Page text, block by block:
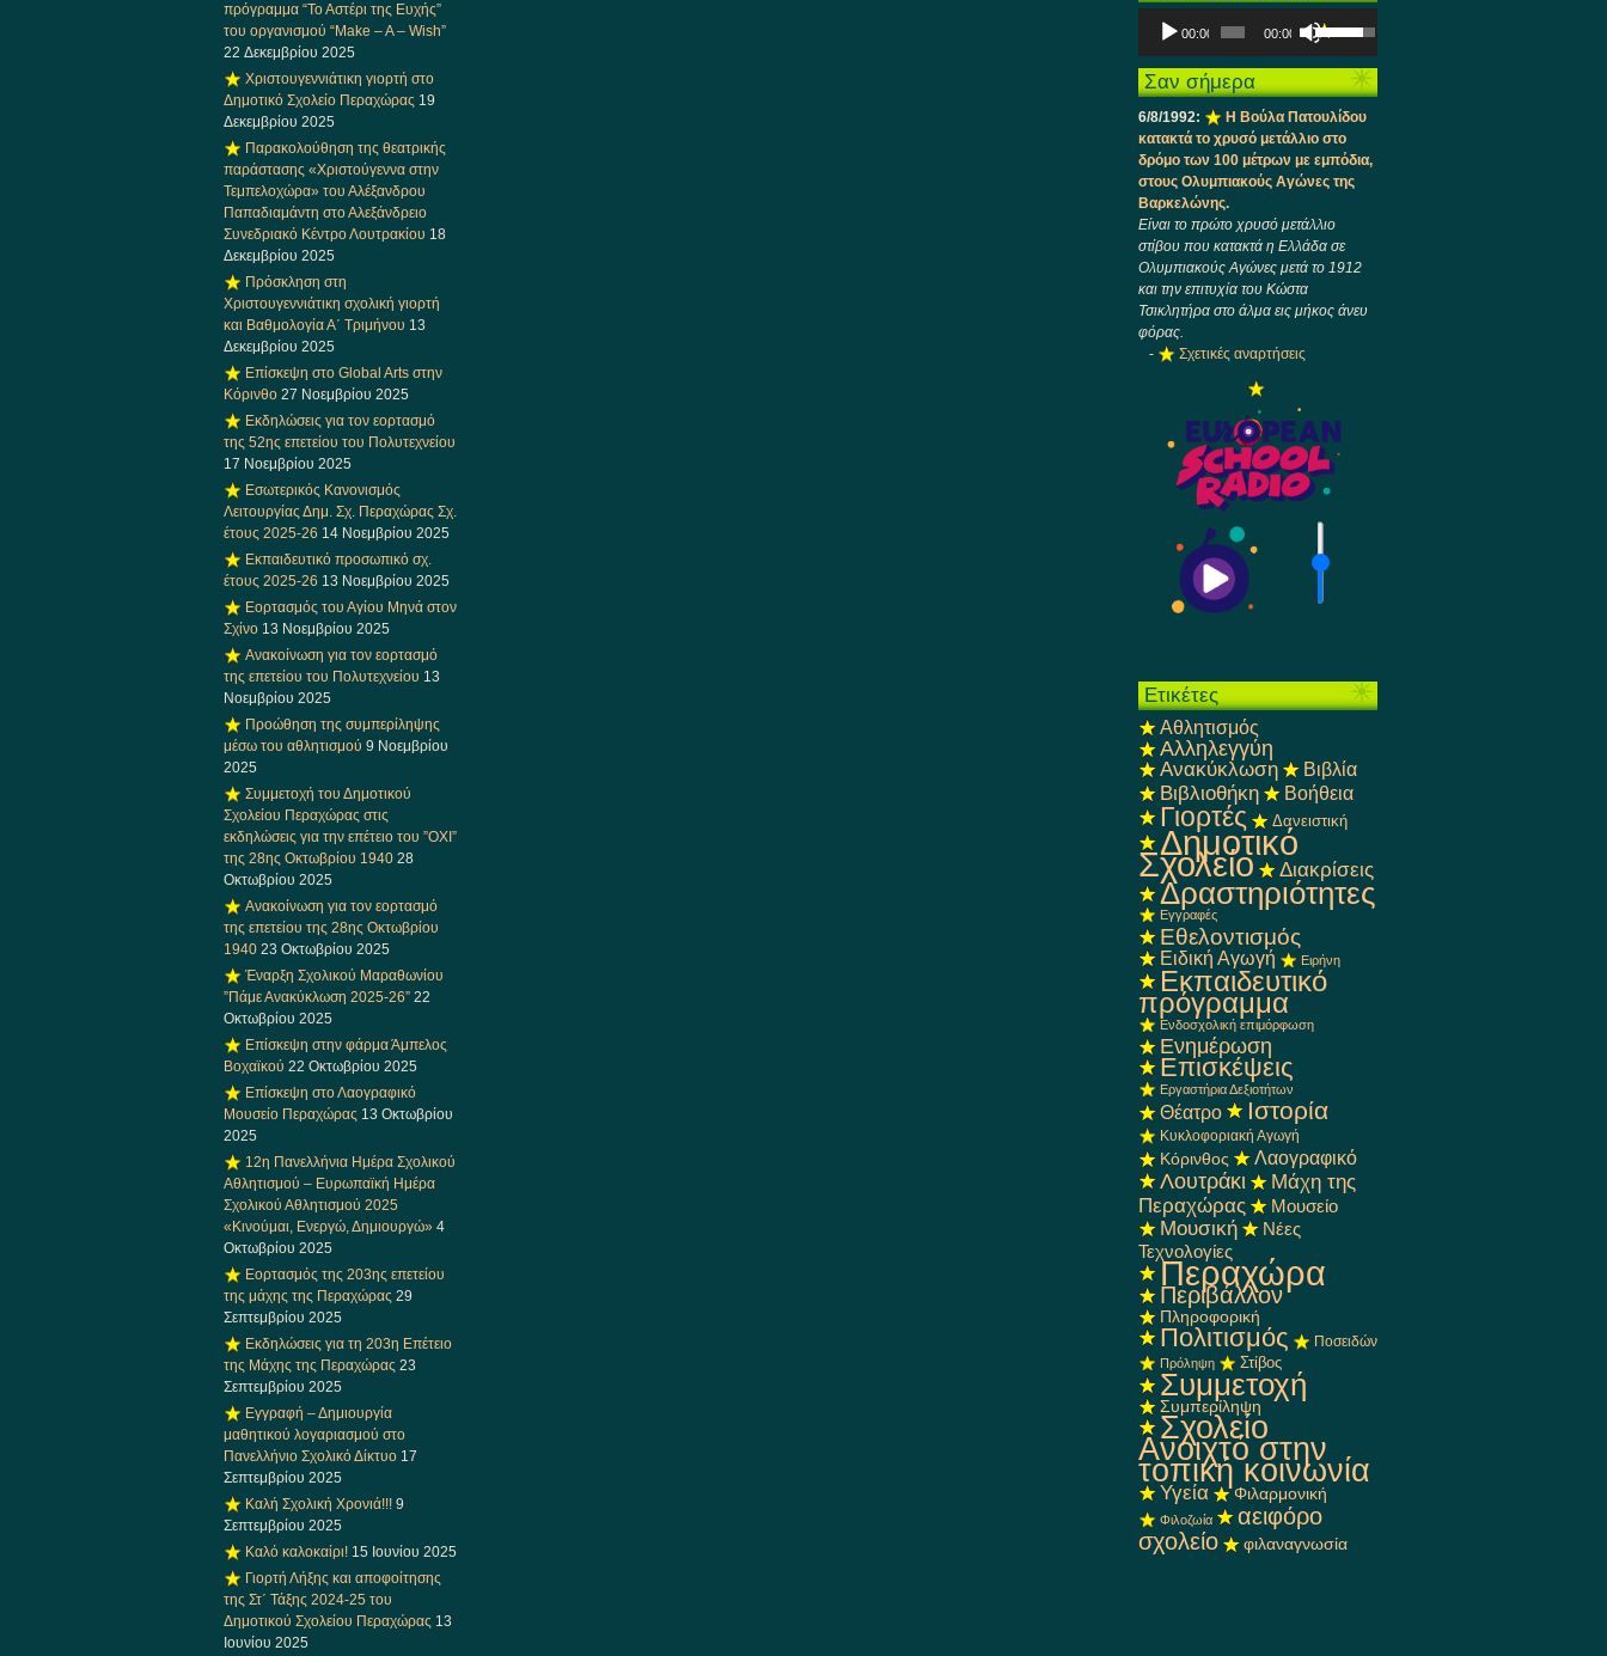
πρόγραμμα “Το Αστέρι της Ευχής”
του οργανισμού “Make – A – Wish”
22 Δεκεμβρίου 2025
Χριστουγεννιάτικη γιορτή στο
Δημοτικό Σχολείο Περαχώρας 19
Δεκεμβρίου 2025
Παρακολούθηση της θεατρικής
παράστασης «Χριστούγεννα στην
Τεμπελοχώρα» του Αλέξανδρου
Παπαδιαμάντη στο Αλεξάνδρειο
Συνεδριακό Κέντρο Λουτρακίου 18
Δεκεμβρίου 2025
Πρόσκληση στη
Χριστουγεννιάτικη σχολική γιορτή
και Βαθμολογία Α΄ Τριμήνου 13
Δεκεμβρίου 2025
Επίσκεψη στο Global Arts στην
Κόρινθο 27 Νοεμβρίου 2025
Εκδηλώσεις για τον εορτασμό
της 52ης επετείου του Πολυτεχνείου
17 Νοεμβρίου 2025
Εσωτερικός Κανονισμός
Λειτουργίας Δημ. Σχ. Περαχώρας Σχ.
έτους 2025-26 14 Νοεμβρίου 2025
Εκπαιδευτικό προσωπικό σχ.
έτους 2025-26 13 Νοεμβρίου 2025
Εορτασμός του Αγίου Μηνά στον
Σχίνο 13 Νοεμβρίου 2025
Ανακοίνωση για τον εορτασμό
της επετείου του Πολυτεχνείου 13
Νοεμβρίου 2025
Προώθηση της συμπερίληψης
μέσω του αθλητισμού 9 Νοεμβρίου
2025
Συμμετοχή του Δημοτικού
Σχολείου Περαχώρας στις
εκδηλώσεις για την επέτειο του ”ΟΧΙ”
της 28ης Οκτωβρίου 1940 28
Οκτωβρίου 2025
Ανακοίνωση για τον εορτασμό
της επετείου της 28ης Οκτωβρίου
1940 23 Οκτωβρίου 2025
Έναρξη Σχολικού Μαραθωνίου
”Πάμε Ανακύκλωση 2025-26” 22
Οκτωβρίου 2025
Επίσκεψη στην φάρμα Άμπελος
Βοχαϊκού 22 Οκτωβρίου 2025
Επίσκεψη στο Λαογραφικό
Μουσείο Περαχώρας 13 Οκτωβρίου
2025
12η Πανελλήνια Ημέρα Σχολικού
Αθλητισμού – Ευρωπαϊκή Ημέρα
Σχολικού Αθλητισμού 2025
«Κινούμαι, Ενεργώ, Δημιουργώ» 4
Οκτωβρίου 2025
Εορτασμός της 203ης επετείου
της μάχης της Περαχώρας 29
Σεπτεμβρίου 2025
Εκδηλώσεις για τη 203η Επέτειο
της Μάχης της Περαχώρας 23
Σεπτεμβρίου 2025
Εγγραφή – Δημιουργία
μαθητικού λογαριασμού στο
Πανελλήνιο Σχολικό Δίκτυο 17
Σεπτεμβρίου 2025
Καλή Σχολική Χρονιά!!! 9
Σεπτεμβρίου 2025
Καλό καλοκαίρι! 15 Ιουνίου 2025
Γιορτή Λήξης και αποφοίτησης
της Στ΄ Τάξης 2024-25 του
Δημοτικού Σχολείου Περαχώρας 13
Ιουνίου 2025
Πρόγραμμα
Αναπαραγωγής
Ήχου
00:00 00:00
τα
πλήκτρα
Πάνω/
βέλος
για
να
αυξήσετε
μειώσετε
ένταση.
Σαν σήμερα
6/8/1992:
Η Βούλα Πατουλίδου
κατακτά το χρυσό μετάλλιο στο
δρόμο των 100 μέτρων με εμπόδια,
στους Ολυμπιακούς Αγώνες της
Βαρκελώνης.
Είναι το πρώτο χρυσό μετάλλιο
στίβου που κατακτά η Ελλάδα σε
Ολυμπιακούς Αγώνες μετά το 1912
και την επιτυχία του Κώστα
Τσικλητήρα στο άλμα εις μήκος άνευ
φόρας.
-
Σχετικές αναρτήσεις
Ετικέτες
Αθλητισμός
Αλληλεγγύη
Ανακύκλωση Βιβλία
Βιβλιοθήκη Βοήθεια
Γιορτές Δανειστική
Δημοτικό
Σχολείο Διακρίσεις
Δραστηριότητες
Εγγραφές
Εθελοντισμός
Ειδική Αγωγή Ειρήνη
Εκπαιδευτικό
πρόγραμμα
Ενδοσχολική επιμόρφωση
Ενημέρωση
Επισκέψεις
Εργαστήρια Δεξιοτήτων
Θέατρο Ιστορία
Κυκλοφοριακή Αγωγή
Κόρινθος Λαογραφικό
Λουτράκι
Μάχη της
Περαχώρας
Μουσείο
Μουσική
Νέες
Τεχνολογίες
Περαχώρα
Περιβάλλον
Πληροφορική
Πολιτισμός Ποσειδών
Πρόληψη Στίβος
Συμμετοχή
Συμπερίληψη
Σχολείο
Ανοιχτό στην
τοπική κοινωνία
Υγεία Φιλαρμονική
Φιλοζωία
αειφόρο
σχολείο
φιλαναγνωσία